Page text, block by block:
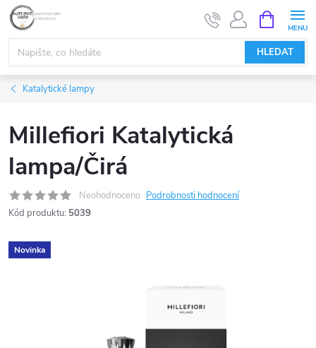
Přejít
obsah
HLEDAT
NÁKUPNÍ
KOŠÍK
Katalytické lampy
Millefiori Katalytická
lampa/Čirá
Neohodnoceno Podrobnosti hodnocení
Kód produktu: 5039
Novinka